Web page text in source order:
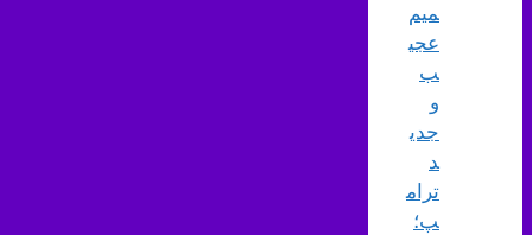
میم
عجی
ب
جدی
د
ترام
پ؛